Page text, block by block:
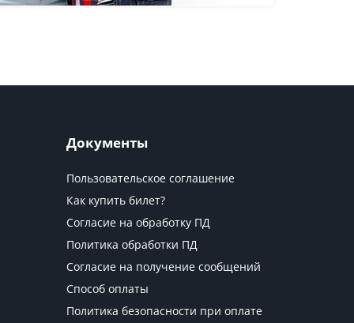
Документы
Пользовательское соглашение
Как купить билет?
Согласие на обработку ПД
Политика обработки ПД
Согласие на получение сообщений
Способ оплаты
Политика безопасности при оплате